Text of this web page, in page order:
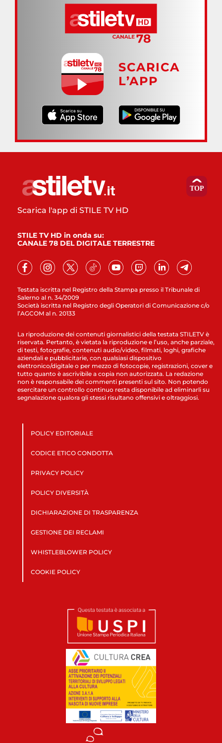
SCARICA
L’APP
Testata iscritta nel Registro della Stampa presso il Tribunale di
Salerno al n. 34/2009
Società iscritta nel Registro degli Operatori di Comunicazione c/o
l’AGCOM al n. 20133
Scarica l'app di STILE TV HD
STILE TV HD in onda su:
CANALE 78 DEL DIGITALE TERRESTRE
La riproduzione dei contenuti giornalistici della testata STILETV è
riservata. Pertanto, è vietata la riproduzione e l’uso, anche parziale,
di testi, fotografie, contenuti audio/video, filmati, loghi, grafiche
aziendali e pubblicitarie, con qualsiasi dispositivo
elettronico/digitale o per mezzo di fotocopie, registrazioni, cover e
tutto quanto è ascrivibile a copia non autorizzata. La redazione
non è responsabile dei commenti presenti sul sito. Non potendo
esercitare un controllo continuo resta disponibile ad eliminarli su
segnalazione qualora gli stessi risultano offensivi e oltraggiosi.
POLICY EDITORIALE
CODICE ETICO CONDOTTA
PRIVACY POLICY
POLICY DIVERSITÀ
DICHIARAZIONE DI TRASPARENZA
GESTIONE DEI RECLAMI
WHISTLEBLOWER POLICY
COOKIE POLICY